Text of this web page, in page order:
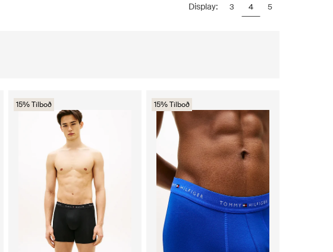
Display: 3 4 5
15% Tilboð 15% Tilboð